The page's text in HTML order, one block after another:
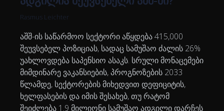
Rasmus Leichter
აშშ-ის საწარმოო სექტორი აწყდება 415,000
შეუვსებელ პოზიციას, სადაც სამუშაო ძალის 26%
უახლოვდება საპენსიო ასაკს. სრული მონაცემები
მიმდინარე ვაკანსიების, პროგნოზების 2033
წლამდე, სექტორების მიხედვით დეფიციტის,
ხელფასების და იმის შესახებ, თუ რატომ
შეიძლება 1.9 მილიონი სამუშაო ადგილი დარჩეს